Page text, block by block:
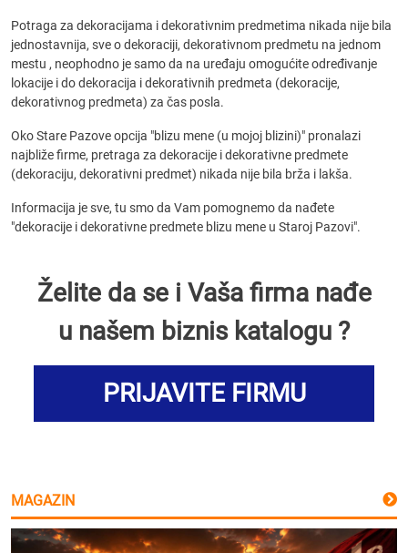
Potraga za dekoracijama i dekorativnim predmetima nikada nije bila
jednostavnija, sve o dekoraciji, dekorativnom predmetu na jednom
mestu , neophodno je samo da na uređaju omogućite određivanje
lokacije i do dekoracija i dekorativnih predmeta (dekoracije,
dekorativnog predmeta) za čas posla.
Oko Stare Pazove opcija "blizu mene (u mojoj blizini)" pronalazi
najbliže firme, pretraga za dekoracije i dekorativne predmete
(dekoraciju, dekorativni predmet) nikada nije bila brža i lakša.
Informacija je sve, tu smo da Vam pomognemo da nađete
"dekoracije i dekorativne predmete blizu mene u Staroj Pazovi".
Želite da se i Vaša firma nađe
u našem biznis katalogu ?
PRIJAVITE FIRMU
MAGAZIN